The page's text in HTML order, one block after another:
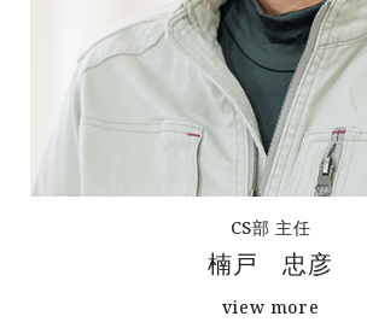
CS部 主任
楠戸 忠彦
view more